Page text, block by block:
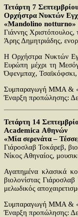
Τετάρτη 7
Ορχήστρα Νυκτών
«Mandolino notturno»
Γιάννης Χριστόπουλος,
Άρης Δημητριάδης,
Η Ορχήστρα Νυκτών
Ευρώπη μέχρι τη
Όφενμπαχ, Τσαϊκόφσκι,
Συμπαραγωγή ΜΜΑ &
Έναρξη προπώλησης:
Τετάρτη 14
Academica Αθηνών
«Μία σερενάτα –
Γιάροσλαβ Τοκάρεβ,
Νίκος Αθηναίος,
Αγαπημένα κλασικά
βιολονίστας
μελωδικός
Συμπαραγωγή ΜΜΑ &
Έναρξη προπώλησης: